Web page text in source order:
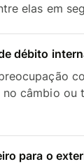
elas em
débito
no câmbio ou
para o